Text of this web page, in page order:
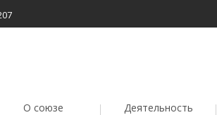
О союзе Деятельность